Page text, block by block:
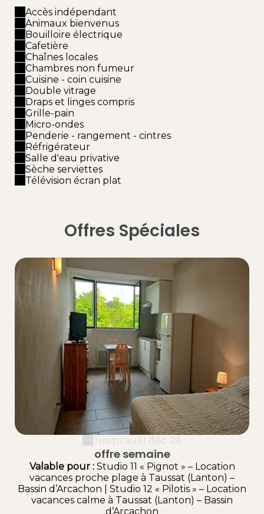
Accès indépendant
Animaux bienvenus
Bouilloire électrique
Cafetière
Chaînes locales
Chambres non fumeur
Cuisine - coin cuisine
Double vitrage
Draps et linges compris
Grille-pain
Micro-ondes
Penderie - rangement - cintres
Réfrigérateur
Salle d'eau privative
Sèche serviettes
Télévision écran plat
Offres Spéciales
Jusqu'au31 déc. 26
offre semaine
Valable pour:Studio 11 « Pignot » – Location
vacances proche plage à Taussat (Lanton) –
Bassin d’Arcachon
Studio 12 « Pilotis » – Location
vacances calme à Taussat (Lanton) – Bassin
d’Arcachon